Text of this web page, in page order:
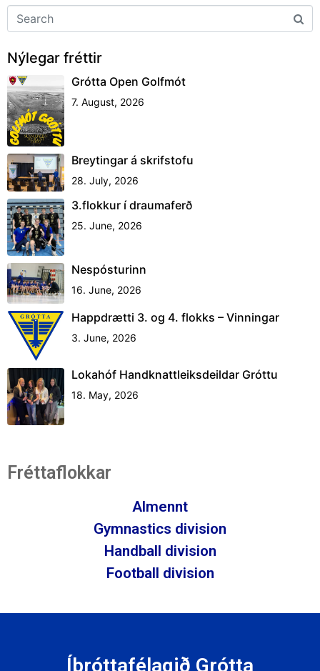
Nýlegar fréttir
Grótta Open Golfmót
7. August, 2026
Breytingar á skrifstofu
28. July, 2026
3.flokkur í draumaferð
25. June, 2026
Nespósturinn
16. June, 2026
Happdrætti 3. og 4. flokks – Vinningar
3. June, 2026
Lokahóf Handknattleiksdeildar Gróttu
18. May, 2026
Fréttaflokkar
Almennt
Gymnastics division
Handball division
Football division
Íþróttafélagið Grótta